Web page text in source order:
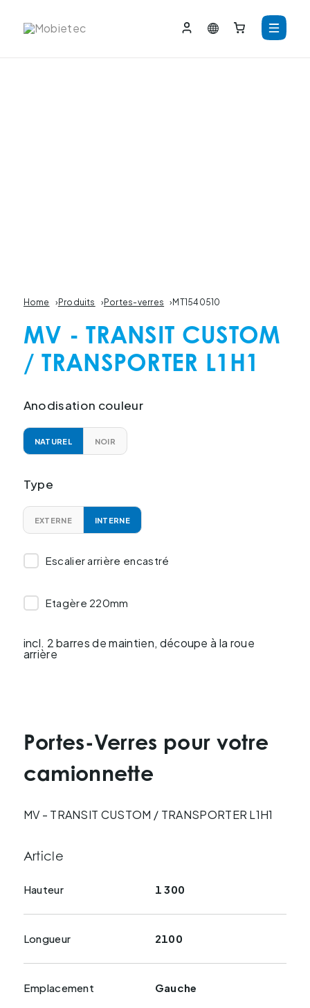
Home › Produits › Portes-verres › MT1540510
MV - TRANSIT CUSTOM
/ TRANSPORTER L1H1
Anodisation couleur
NATUREL NOIR
Type
EXTERNE INTERNE
Escalier arrière encastré
Etagère 220mm
incl. 2 barres de maintien, découpe à la roue
arrière
Portes-Verres pour votre
camionnette
MV - TRANSIT CUSTOM / TRANSPORTER L1H1
Article
Hauteur 1 300
Longueur 2100
Emplacement Gauche